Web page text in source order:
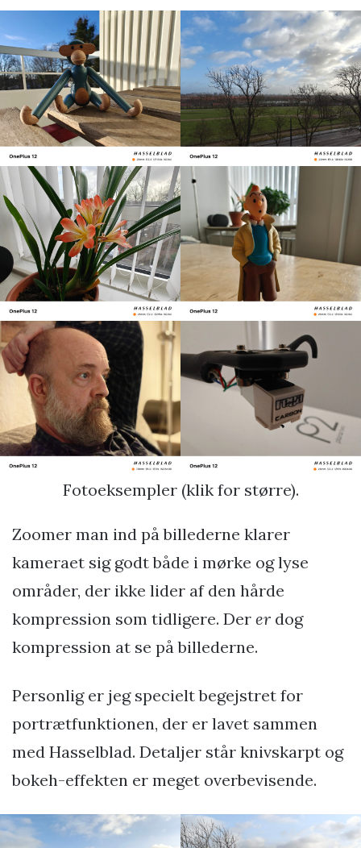
Fotoeksempler (klik for større).
Zoomer man ind på billederne klarer
kameraet sig godt både i mørke og lyse
områder, der ikke lider af den hårde
kompression som tidligere. Der er dog
kompression at se på billederne.
Personlig er jeg specielt begejstret for
portrætfunktionen, der er lavet sammen
med Hasselblad. Detaljer står knivskarpt og
bokeh-effekten er meget overbevisende.